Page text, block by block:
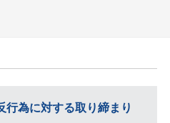
行為に対する取り締まり